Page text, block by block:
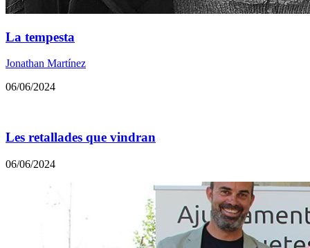
La tempesta
Jonathan Martínez
06/06/2024
Les retallades que vindran
06/06/2024